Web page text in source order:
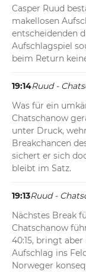
Casper Ruud
makellosen
entscheidenden
Aufschlagspiel
beim Return
19:14Ruud -
Was für ein
Chatschanow
unter Druck,
Breakchancen
sichert er sich
bleibt im Satz.
19:13Ruud -
Nächstes Break
Chatschanow
40:15, bringt
Aufschlag ins
Norweger